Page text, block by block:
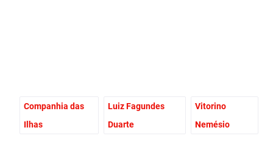
Companhia das
Ilhas
Luiz Fagundes
Duarte
Vitorino
Nemésio